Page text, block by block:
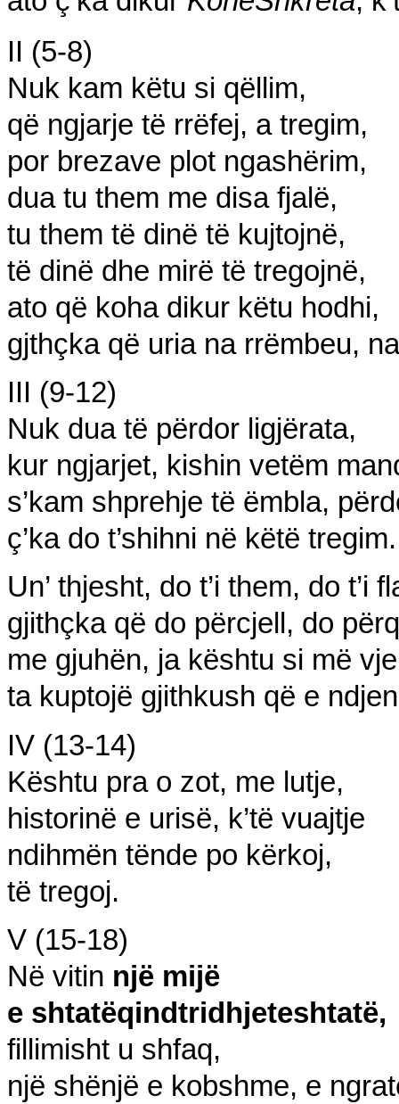
II (5-8)
Nuk kam këtu si qëllim,
që ngjarje të rrëfej, a tregim,
por brezave plot ngashërim,
dua tu them me disa fjalë,
tu them të dinë të kujtojnë,
të dinë dhe mirë të tregojnë,
ato që koha dikur këtu hodhi,
gjthçka që uria na rrëmbeu, na
III (9-12)
Nuk dua të përdor ligjërata,
kur ngjarjet, kishin vetëm
s’kam shprehje të ëmbla,
ç’ka do t’shihni në këtë tregim.
Un’ thjesht, do t’i them, do t’i
gjithçka që do përcjell, do për
me gjuhën, ja kështu si më
ta kuptojë gjithkush që e
IV (13-14)
Kështu pra o zot, me lutje,
historinë e urisë, k’të vuajtje
ndihmën tënde po kërkoj,
të tregoj.
V (15-18)
Në vitin një mijë
e shtatëqindtridhjeteshtatë,
fillimisht u shfaq,
një shënjë e kobshme, e